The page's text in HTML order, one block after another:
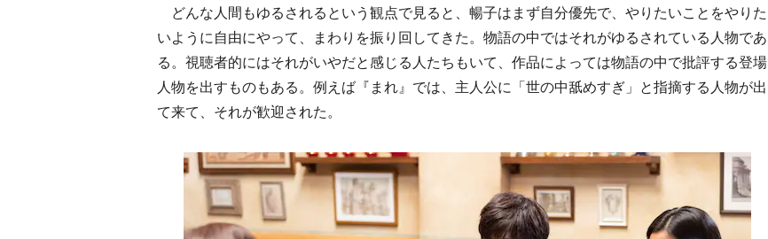
どんな人間もゆるされるという観点で見ると、暢子はまず自分優先で、やりたいことをやりた
いように自由にやって、まわりを振り回してきた。物語の中ではそれがゆるされている人物であ
る。視聴者的にはそれがいやだと感じる人たちもいて、作品によっては物語の中で批評する登場
人物を出すものもある。例えば『まれ』では、主人公に「世の中舐めすぎ」と指摘する人物が出
て来て、それが歓迎された。